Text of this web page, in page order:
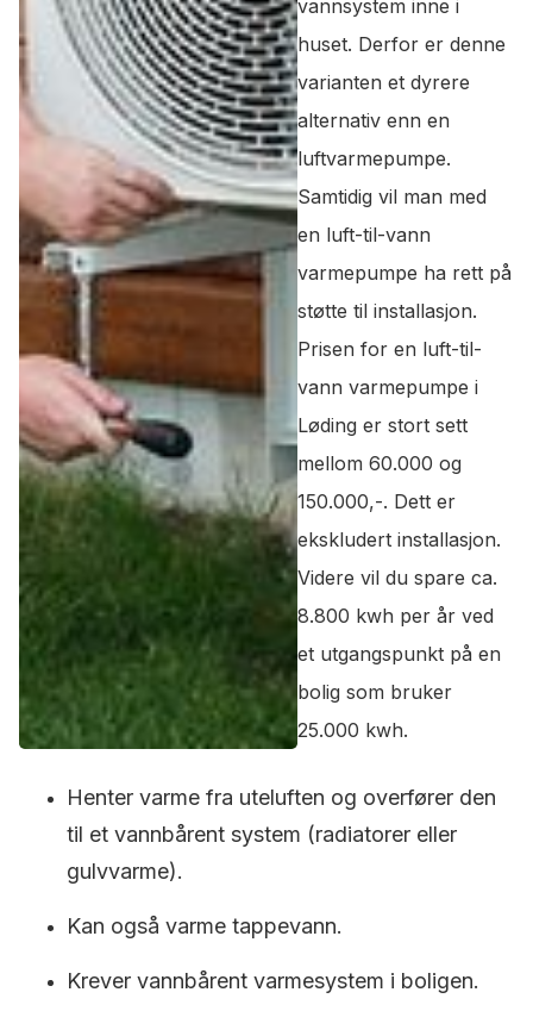
vannsystem inne i
huset. Derfor er denne
varianten et dyrere
alternativ enn en
luftvarmepumpe.
Samtidig vil man med
en luft-til-vann
varmepumpe ha rett på
støtte til installasjon.
Prisen for en luft-til-
vann varmepumpe i
Løding er stort sett
mellom 60.000 og
150.000,-. Dett er
ekskludert installasjon.
Videre vil du spare ca.
8.800 kwh per år ved
et utgangspunkt på en
bolig som bruker
25.000 kwh.
Henter varme fra uteluften og overfører den
til et vannbårent system (radiatorer eller
gulvvarme).
Kan også varme tappevann.
Krever vannbårent varmesystem i boligen.